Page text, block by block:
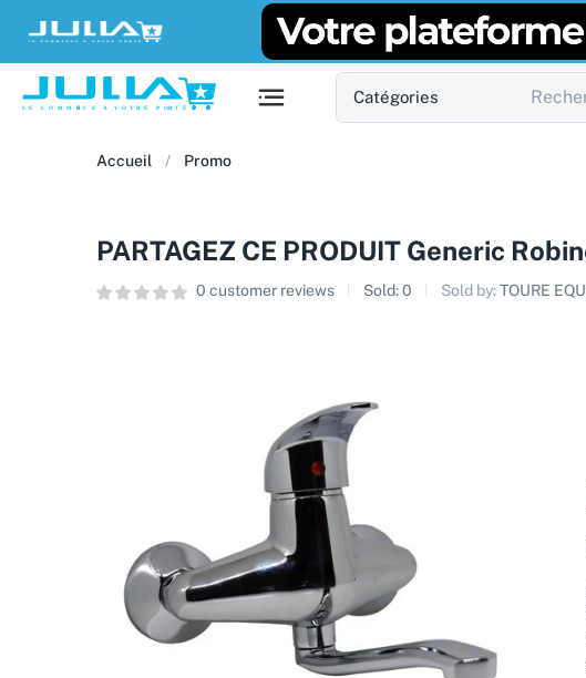
Accueil Promo
PARTAGEZ CE PRODUIT Generic
0 customer reviews Sold:0 Sold by:TOURE